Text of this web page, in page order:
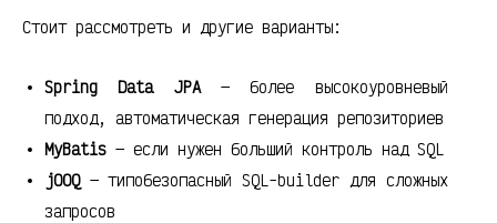
Стоит рассмотреть и другие варианты:
Spring Data JPA— более высокоуровневый
подход, автоматическая генерация репозиториев
MyBatis — если нужен больший контроль над SQL
jOOQ— типобезопасный SQL-builder для сложных
запросов